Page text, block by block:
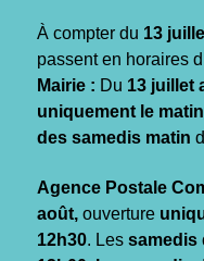
À compter du 13
passent en horaires
Mairie : Du 13 juillet
uniquement le matin
des samedis matin
Agence Postale
août, ouverture
12h30. Les samedis